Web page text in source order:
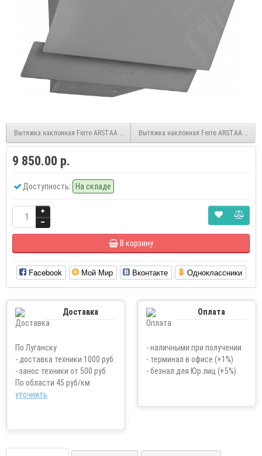
Вытяжка наклонная Ferre ARSTAA 60C GreyВытяжка наклонная Ferre ARSTAA 60C
9 850.00 р.
Доступность: На складе
В корзину
Facebook Мой Мир Вконтакте Одноклассники
Доставка
По Луганску
- доставка техники 1000 руб.
- занос техники от 500 руб
По области 45 руб/км
уточнить
Оплата
- наличными при получении
- терминал в офисе (+1%)
- безнал для Юр.лиц (+5%)